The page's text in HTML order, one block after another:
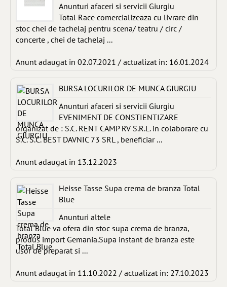
Anunturi afaceri si servicii Giurgiu
Total Race comercializeaza cu livrare din
stoc chei de tachelaj pentru scena/ teatru / circ /
concerte , chei de tachelaj ...
Anunt adaugat in 02.07.2021 / actualizat in: 16.01.2024
BURSA LOCURILOR DE MUNCA GIURGIU
Anunturi afaceri si servicii Giurgiu
EVENIMENT DE CONSTIENTIZARE
organizat de : S.C. RENT CAMP RV S.R.L. in colaborare cu
S.C. S.C. BEST DAVNIC 73 SRL , beneficiar ...
Anunt adaugat in 13.12.2023
Heisse Tasse Supa crema de branza Total
Blue
Anunturi altele
Total Blue va ofera din stoc supa crema de branza,
produs import Gemania.Supa instant de branza este
usor de preparat si ...
Anunt adaugat in 11.10.2022 / actualizat in: 27.10.2023